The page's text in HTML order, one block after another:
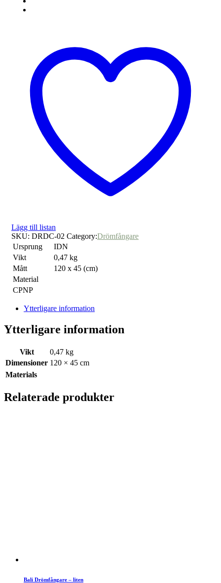
Lägg till listan
SKU: DRDC-02 Category:Drömfångare
Ursprung
IDN
Vikt
0,47 kg
Mått
120 x 45 (cm)
Material
CPNP
Ytterligare information
Ytterligare information
Vikt
0,47 kg
Dimensioner 120 × 45 cm
Materials
Relaterade produkter
Bali Drömfångare – liten